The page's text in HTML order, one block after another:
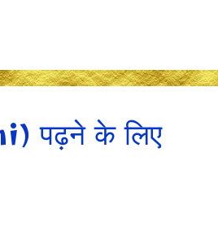
पढ़ने के लिए